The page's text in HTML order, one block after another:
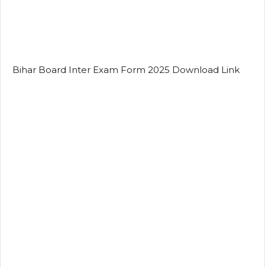
Bihar Board Inter Exam Form 2025 Download Link